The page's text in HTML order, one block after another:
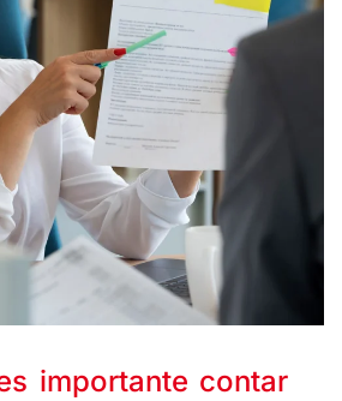
importante contar